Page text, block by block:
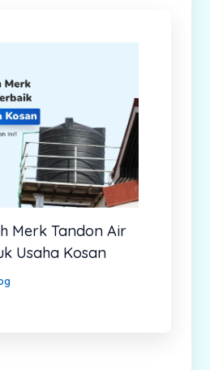
Merk Tandon Air
Usaha Kosan